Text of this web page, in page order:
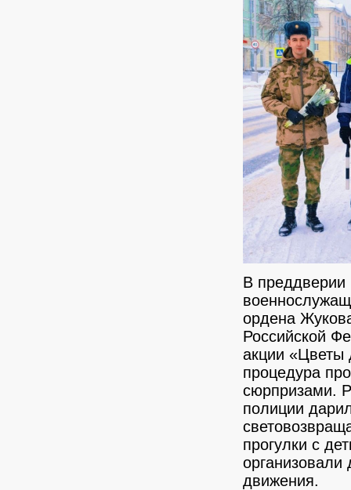
В преддверии
ордена
Российской
акции
процедура
сюрпризами.
полиции
прогулки с
движения.